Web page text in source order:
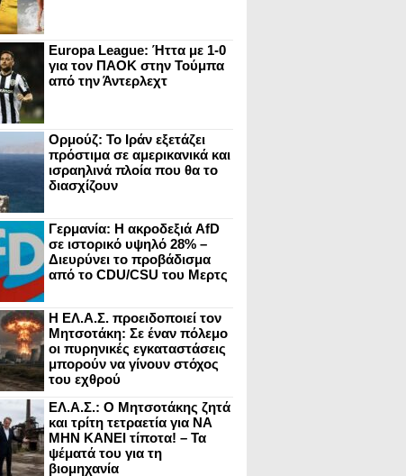
Europa League: Ήττα με 1-0
για τον ΠΑΟΚ στην Τούμπα
από την Άντερλεχτ
Ορμούζ: Το Ιράν εξετάζει
πρόστιμα σε αμερικανικά και
ισραηλινά πλοία που θα το
διασχίζουν
Γερμανία: Η ακροδεξιά AfD
σε ιστορικό υψηλό 28% –
Διευρύνει το προβάδισμα
από το CDU/CSU του Μερτς
Η ΕΛ.Α.Σ. προειδοποιεί τον
Μητσοτάκη: Σε έναν πόλεμο
οι πυρηνικές εγκαταστάσεις
μπορούν να γίνουν στόχος
του εχθρού
ΕΛ.Α.Σ.: Ο Μητσοτάκης ζητά
και τρίτη τετραετία για ΝΑ
ΜΗΝ ΚΑΝΕΙ τίποτα! – Τα
ψέματά του για τη
βιομηχανία